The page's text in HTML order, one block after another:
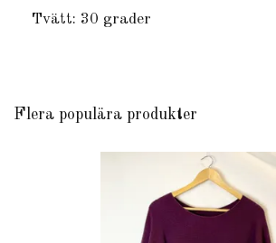
Tvätt: 30 grader
Flera populära produkter